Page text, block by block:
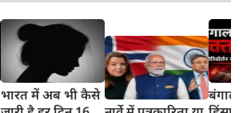
भारत में अब भी कैसे
बंगाल